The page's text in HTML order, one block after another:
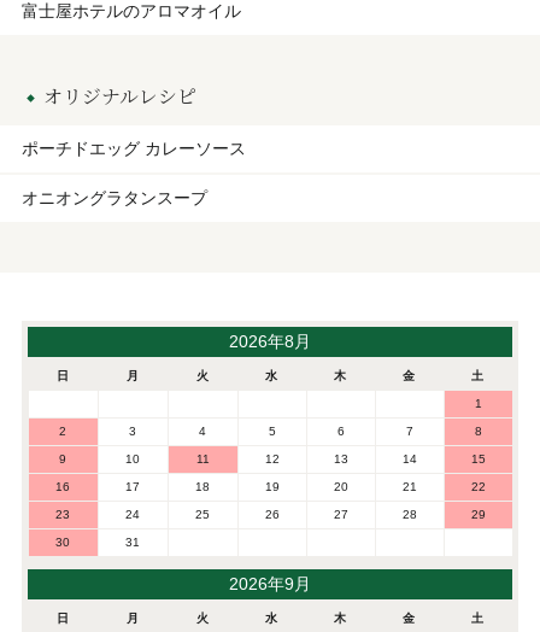
富士屋ホテルのアロマオイル
オリジナルレシピ
ポーチドエッグ カレーソース
オニオングラタンスープ
2026年8月
日 月 火 水 木 金 土
1
2 3 4 5 6 7 8
9 10 11 12 13 14 15
16 17 18 19 20 21 22
23 24 25 26 27 28 29
30 31
2026年9月
日 月 火 水 木 金 土